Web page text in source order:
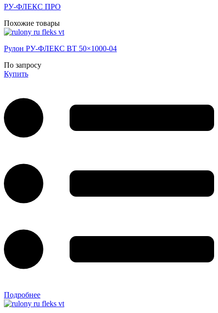
РУ-ФЛЕКС ПРО
Похожие товары
Рулон РУ-ФЛЕКС ВТ 50×1000-04
По запросу
Купить
Подробнее